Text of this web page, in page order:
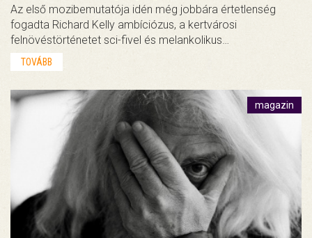
Az első mozibemutatója idén még jobbára értetlenség
fogadta Richard Kelly ambíciózus, a kertvárosi
felnövéstörténetet sci-fivel és melankolikus…
TOVÁBB
magazin